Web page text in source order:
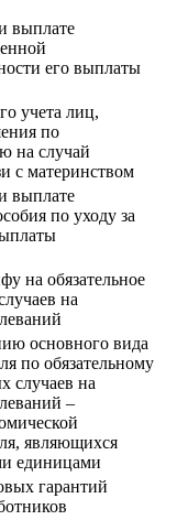
выплате
его выплаты
учета лиц,
по
на случай
с материнством
выплате
по уходу за
на обязательное
на
основного вида
по обязательному
случаев на
–
являющихся
единицами
гарантий